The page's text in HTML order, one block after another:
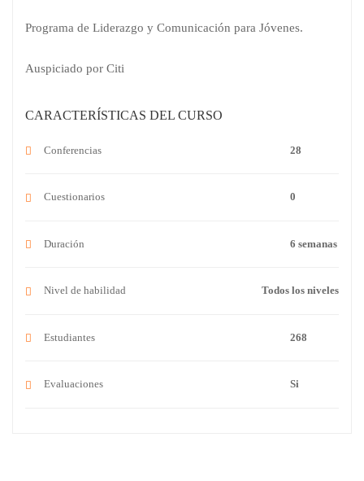
Programa de Liderazgo y Comunicación para Jóvenes.
Auspiciado por Citi
CARACTERÍSTICAS DEL CURSO
Conferencias 28
Cuestionarios 0
Duración 6 semanas
Nivel de habilidad Todos los niveles
Estudiantes 268
Evaluaciones Si